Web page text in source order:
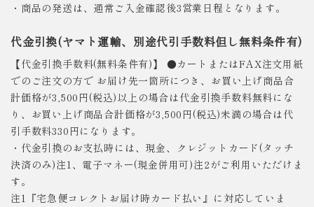
・商品の発送は、通常ご入金確認後3営業日程となります。
代金引換(ヤマト運輸、別途代引手数料但し無料条件有)
【代金引換手数料(無料条件有)】 ●カートまたはFAX注文用紙
でのご注文の方で お届け先一箇所につき、お買い上げ商品合
計価格が3,500円(税込)以上の場合は代金引換手数料無料にな
り、お買い上げ商品合計価格が3,500円(税込)未満の場合は代
引手数料330円になります。
・代金引換のお支払時には、現金、クレジットカード(タッチ
決済のみ)注1、電子マネー(現金併用可)注2がご利用いただけま
す。
注1『宅急便コレクトお届け時カード払い』に対応していま